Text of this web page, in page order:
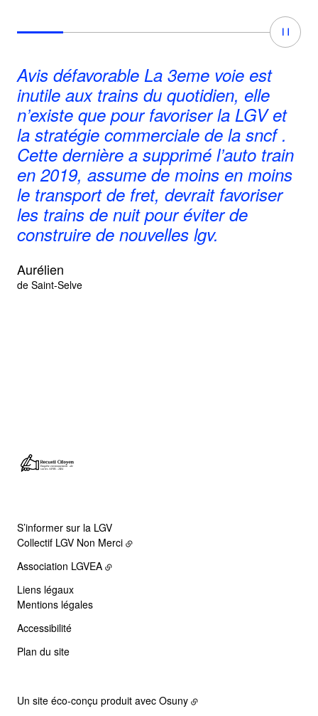
Avis défavorable La 3eme voie est
inutile aux trains du quotidien, elle
n’existe que pour favoriser la LGV et
la stratégie commerciale de la sncf .
Cette dernière a supprimé l’auto train
en 2019, assume de moins en moins
le transport de fret, devrait favoriser
les trains de nuit pour éviter de
construire de nouvelles lgv.
Aurélien
de Saint-Selve
Aller à l'élément 1Aller à l'élément 2Aller à l'élément 3Aller à l'élément 4
Aller à
S’informer sur la LGV
Collectif LGV Non Merci
Association LGVEA
Liens légaux
Mentions légales
Accessibilité
Plan du site
Un site éco-conçu produit avec Osuny